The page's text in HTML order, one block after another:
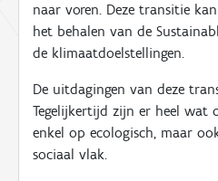
naar voren. Deze transitie
het behalen van de
de klimaatdoelstellingen.
De uitdagingen van deze
Tegelijkertijd zijn er heel wat
enkel op ecologisch, maar
sociaal vlak.